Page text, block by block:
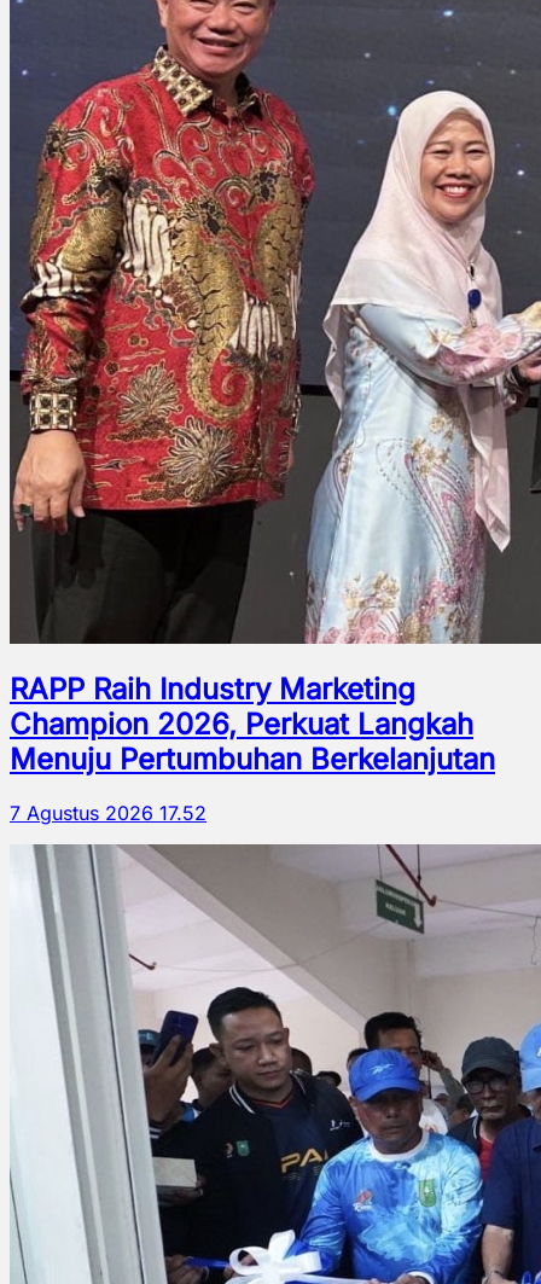
RAPP Raih Industry Marketing
Champion 2026, Perkuat Langkah
Menuju Pertumbuhan Berkelanjutan
7 Agustus 2026 17.52